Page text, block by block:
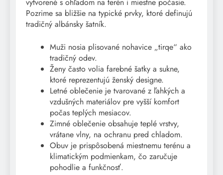
Pozrime sa bližšie na typické prvky, ktoré definujú
tradičný albánsky šatník.
Muži nosia plisované nohavice „tirqe“ ako
tradičný odev.
Ženy často volia farebné šatky a sukne,
ktoré reprezentujú ženský designe.
Letné oblečenie je tvarované z ľahkých a
vzdušných materiálov pre vyšší komfort
počas teplých mesiacov.
Zimné oblečenie obsahuje teplé vrstvy,
vrátane vlny, na ochranu pred chladom.
Obuv je prispôsobená miestnemu terénu a
klimatickým podmienkam, čo zaručuje
pohodlie a funkčnosť.